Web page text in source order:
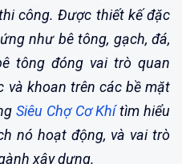
công. Được thiết kế đặc
như bê tông, gạch, đá,
tông đóng vai trò quan
và khoan trên các bề mặt
Siêu Chợ Cơ Khítìm hiểu
nó hoạt động, và vai trò
xây dựng.